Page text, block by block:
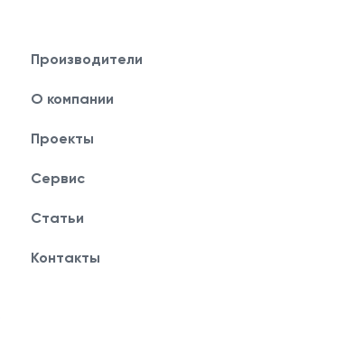
Производители
О компании
Проекты
Сервис
Статьи
Контакты